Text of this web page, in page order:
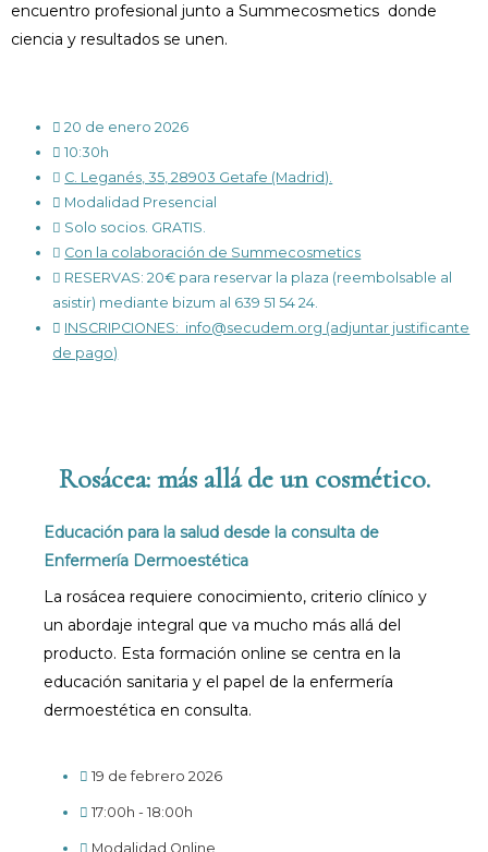
encuentro profesional junto a Summecosmetics donde
ciencia y resultados se unen.
20 de enero 2026
10:30h
C. Leganés, 35, 28903 Getafe (Madrid).
Modalidad Presencial
Solo socios. GRATIS.
Con la colaboración de Summecosmetics
RESERVAS: 20€ para reservar la plaza (reembolsable al
asistir) mediante bizum al 639 51 54 24.
INSCRIPCIONES: ​ info@secudem.org (adjuntar justificante
de pago)
Rosácea: más allá de un cosmético.
Educación para la salud desde la consulta de
Enfermería Dermoestética
La rosácea requiere conocimiento, criterio clínico y
un abordaje integral que va mucho más allá del
producto. Esta formación online se centra en la
educación sanitaria y el papel de la enfermería
dermoestética en consulta.
19 de febrero 2026
17:00h - 18:00h
Modalidad Online